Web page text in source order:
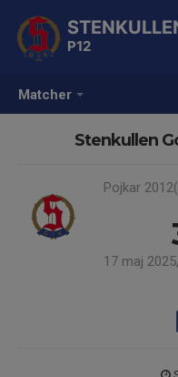
Matcher
P12
Stenkullen
Pojkar
17 maj